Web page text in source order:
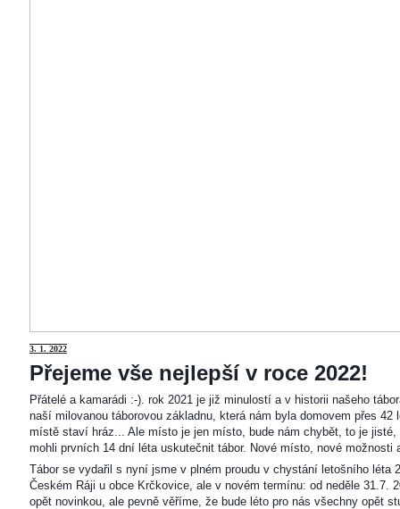
3. 1. 2022
Přejeme vše nejlepší v roce 2022!
Přátelé a kamarádi :-). rok 2021 je již minulostí a v historii našeho
naší milovanou táborovou základnu, která nám byla domovem přes
místě staví hráz... Ale místo je jen místo, bude nám chybět, to je
mohli prvních 14 dní léta uskutečnit tábor. Nové místo, nové
Tábor se vydařil s nyní jsme v plném proudu v chystání letošního léta
Českém Ráji u obce Krčkovice, ale v novém termínu: od neděle 31.7.
opět novinkou, ale pevně věříme, že bude léto pro nás všechny opět